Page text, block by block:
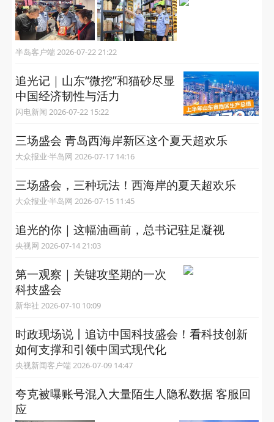
半岛客户端 2026-07-22 21:22
追光记｜山东“微挖”和猫砂尽显
中国经济韧性与活力
闪电新闻 2026-07-22 15:22
三场盛会 青岛西海岸新区这个夏天超欢乐
大众报业·半岛网 2026-07-17 14:16
三场盛会，三种玩法！西海岸的夏天超欢乐
大众报业·半岛网 2026-07-15 11:45
追光的你｜这幅油画前，总书记驻足凝视
央视网 2026-07-14 21:03
第一观察｜关键攻坚期的一次
科技盛会
新华社 2026-07-10 10:09
时政现场说丨追访中国科技盛会！看科技创新
如何支撑和引领中国式现代化
央视新闻客户端 2026-07-09 14:47
夸克被曝账号混入大量陌生人隐私数据 客服回
应